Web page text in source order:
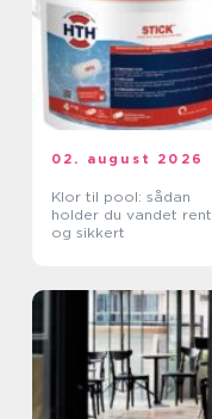
02. august 2026
Klor til pool: sådan
holder du vandet rent
og sikkert